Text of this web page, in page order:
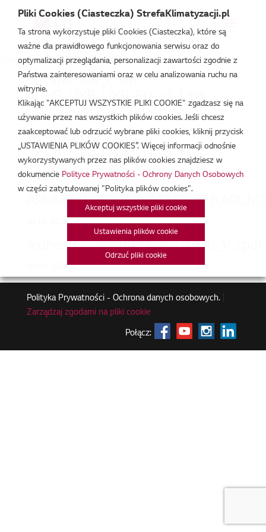
Strefa Klimatyzacji /ARUM360LTE6
LG_VRF_MV_i_34-
40HP_UXB_UXB_EU_v1.1.txt
lut 20, 2026
LG_VRF_MV_i_34-
40HP_UXB_UXB_EU_v1.1.rfa
lut 20, 2026
lut 19, 2026
Jednostka_zewnÄ™trzna_Multi_V_i.pdf
lut 19, 2026
Polityka Prywatności - Ochrona danych osobowych.|
Zarządzaj zgodami na pliki cookie
Połącz:
Pliki Cookies (Ciasteczka) StrefaKlimatyzacji.pl
Ta strona wykorzystuje pliki Cookies (Ciasteczka), które są
ważne dla prawidłowego funkcjonowania serwisu oraz do
optymalizacji przeglądania, personalizacji zawartości zgodnie z
Państwa zainteresowaniami oraz w celu analizowania ruchu na
witrynie.
Klikając "AKCEPTUJ WSZYSTKIE PLIKI COOKIE" zgadzasz się na
używanie przez nas wszystkich plików cookies. Jeśli chcesz
zaakceptować lub odrzucić wybrane pliki cookies, kliknij przycisk
„USTAWIENIA PLIKÓW COOKIES”. Więcej informacji odnośnie
wykorzystywanych przez nas plików cookies znajdziesz w
dokumencie Polityce Prywatności - Ochrony Danych Osobowych
w części zatytułowanej "Polityka plików cookies".
Akceptuj wszystkie pliki cookie
Ustawienia plików cookie
Odrzuć pliki cookie